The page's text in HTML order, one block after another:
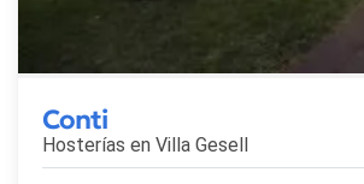
Conti
Hosterías en Villa Gesell